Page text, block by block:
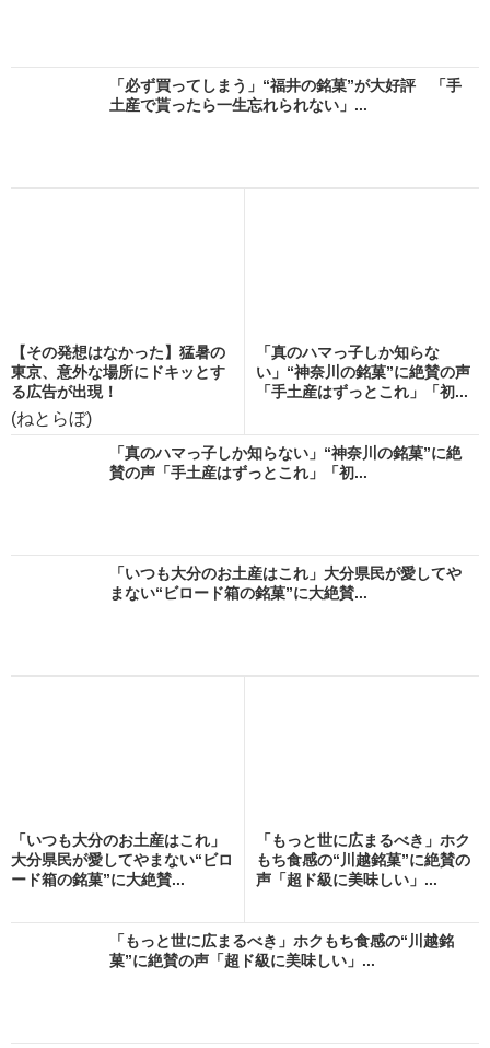
「必ず買ってしまう」“福井の銘菓”が大好評 「手
土産で貰ったら一生忘れられない」...
【その発想はなかった】猛暑の
東京、意外な場所にドキッとす
る広告が出現！
(ねとらぼ)
「真のハマっ子しか知らな
い」“神奈川の銘菓”に絶賛の声
「手土産はずっとこれ」「初...
「真のハマっ子しか知らない」“神奈川の銘菓”に絶
賛の声「手土産はずっとこれ」「初...
「いつも大分のお土産はこれ」大分県民が愛してや
まない“ビロード箱の銘菓”に大絶賛...
「いつも大分のお土産はこれ」
大分県民が愛してやまない“ビロ
ード箱の銘菓”に大絶賛...
「もっと世に広まるべき」ホク
もち食感の“川越銘菓”に絶賛の
声「超ド級に美味しい」...
「もっと世に広まるべき」ホクもち食感の“川越銘
菓”に絶賛の声「超ド級に美味しい」...